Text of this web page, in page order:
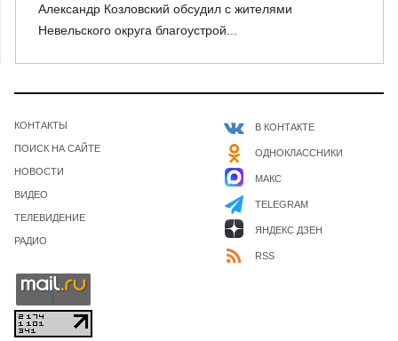
Александр Козловский обсудил с жителями
Невельского округа благоустрой...
КОНТАКТЫ
ПОИСК НА САЙТЕ
НОВОСТИ
ВИДЕО
ТЕЛЕВИДЕНИЕ
РАДИО
В КОНТАКТЕ
ОДНОКЛАССНИКИ
МАКС
TELEGRAM
ЯНДЕКС ДЗЕН
RSS